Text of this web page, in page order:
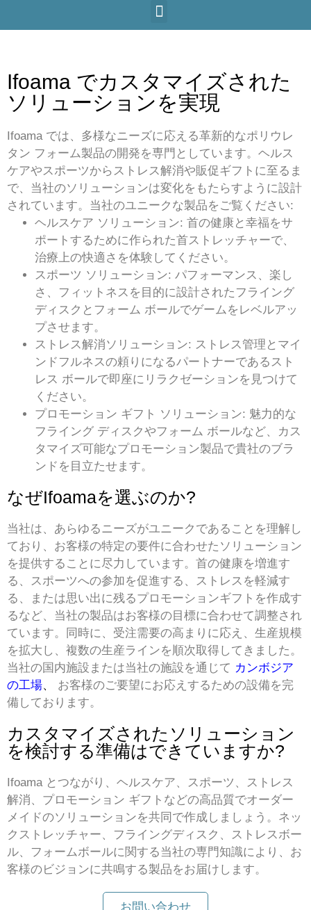
Ifoama でカスタマイズされた
ソリューションを実現
Ifoama では、多様なニーズに応える革新的なポリウレ
タン フォーム製品の開発を専門としています。ヘルス
ケアやスポーツからストレス解消や販促ギフトに至るま
で、当社のソリューションは変化をもたらすように設計
されています。当社のユニークな製品をご覧ください:
ヘルスケア ソリューション: 首の健康と幸福をサ
ポートするために作られた首ストレッチャーで、
治療上の快適さを体験してください。
スポーツ ソリューション: パフォーマンス、楽し
さ、フィットネスを目的に設計されたフライング
ディスクとフォーム ボールでゲームをレベルアッ
プさせます。
ストレス解消ソリューション: ストレス管理とマイ
ンドフルネスの頼りになるパートナーであるスト
レス ボールで即座にリラクゼーションを見つけて
ください。
プロモーション ギフト ソリューション: 魅力的な
フライング ディスクやフォーム ボールなど、カス
タマイズ可能なプロモーション製品で貴社のブラ
ンドを目立たせます。
なぜIfoamaを選ぶのか?
当社は、あらゆるニーズがユニークであることを理解し
ており、お客様の特定の要件に合わせたソリューション
を提供することに尽力しています。首の健康を増進す
る、スポーツへの参加を促進する、ストレスを軽減す
る、または思い出に残るプロモーションギフトを作成す
るなど、当社の製品はお客様の目標に合わせて調整され
ています。同時に、受注需要の高まりに応え、生産規模
を拡大し、複数の生産ラインを順次取得してきました。
当社の国内施設または当社の施設を通じて カンボジア
の工場、
お客様のご要望にお応えするための設備を完
備しております。
カスタマイズされたソリューション
を検討する準備はできていますか?
Ifoama とつながり、ヘルスケア、スポーツ、ストレス
解消、プロモーション ギフトなどの高品質でオーダー
メイドのソリューションを共同で作成しましょう。ネッ
クストレッチャー、フライングディスク、ストレスボー
ル、フォームボールに関する当社の専門知識により、お
客様のビジョンに共鳴する製品をお届けします。
お問い合わせ